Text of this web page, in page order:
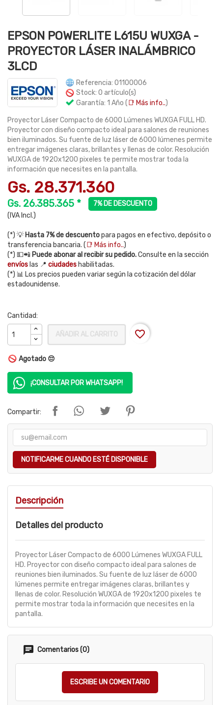
EPSON POWERLITE L615U WUXGA -
PROYECTOR LÁSER INALÁMBRICO
3LCD
Referencia: 01100006
Stock: 0 artículo(s)
Garantía: 1 Año (📑 Más info..)
Proyector Láser Compacto de 6000 Lúmenes WUXGA FULL HD.
Proyector con diseño compacto ideal para salones de reuniones
bien iluminados. Su fuente de luz láser de 6000 lúmenes permite
entregar imágenes claras, brillantes y llenas de color. Resolución
WUXGA de 1920x1200 pixeles te permite mostrar toda la
información que necesites en la pantalla.
Gs. 28.371.360
Gs. 26.385.365 *
7% DE DESCUENTO
(IVA Incl.)
(*) 💡 Hasta 7% de descuentopara pagos en efectivo, depósito o
transferencia bancaria. (📑 Más info..)
(*) 💵📲 Puede abonar al recibir su pedido.Consulte en la sección
envíos las 📍 ciudades habilitadas.
(*) 📊 Los precios pueden variar según la cotización del dólar
estadounidense.
Cantidad:
AÑADIR AL CARRITO favorite_border
Agotado 😔
¡CONSULTAR POR WHATSAPP!
Compartir:
NOTIFICARME CUANDO ESTÉ DISPONIBLE
Descripción
Detalles del producto
Proyector Láser Compacto de 6000 Lúmenes WUXGA FULL
HD. Proyector con diseño compacto ideal para salones de
reuniones bien iluminados. Su fuente de luz láser de 6000
lúmenes permite entregar imágenes claras, brillantes y
llenas de color. Resolución WUXGA de 1920x1200 pixeles te
permite mostrar toda la información que necesites en la
pantalla.
Comentarios (0)
ESCRIBE UN COMENTARIO